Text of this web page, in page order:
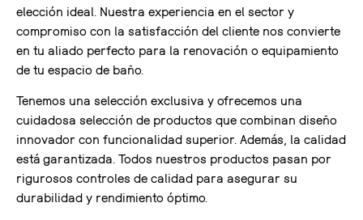
elección ideal. Nuestra experiencia en el sector y
compromiso con la satisfacción del cliente nos convierte
en tu aliado perfecto para la renovación o equipamiento
de tu espacio de baño.
Tenemos una selección exclusiva y ofrecemos una
cuidadosa selección de productos que combinan diseño
innovador con funcionalidad superior. Además, la calidad
está garantizada. Todos nuestros productos pasan por
rigurosos controles de calidad para asegurar su
durabilidad y rendimiento óptimo.